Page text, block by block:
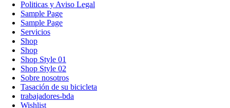
Politicas y Aviso Legal
Sample Page
Sample Page
Servicios
Shop
Shop
Shop Style 01
Shop Style 02
Sobre nosotros
Tasación de su bicicleta
trabajadores-bda
Wishlist